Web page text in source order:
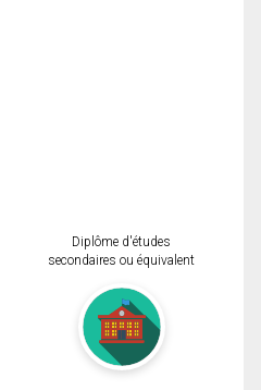
Diplôme d'études
secondaires ou équivalent